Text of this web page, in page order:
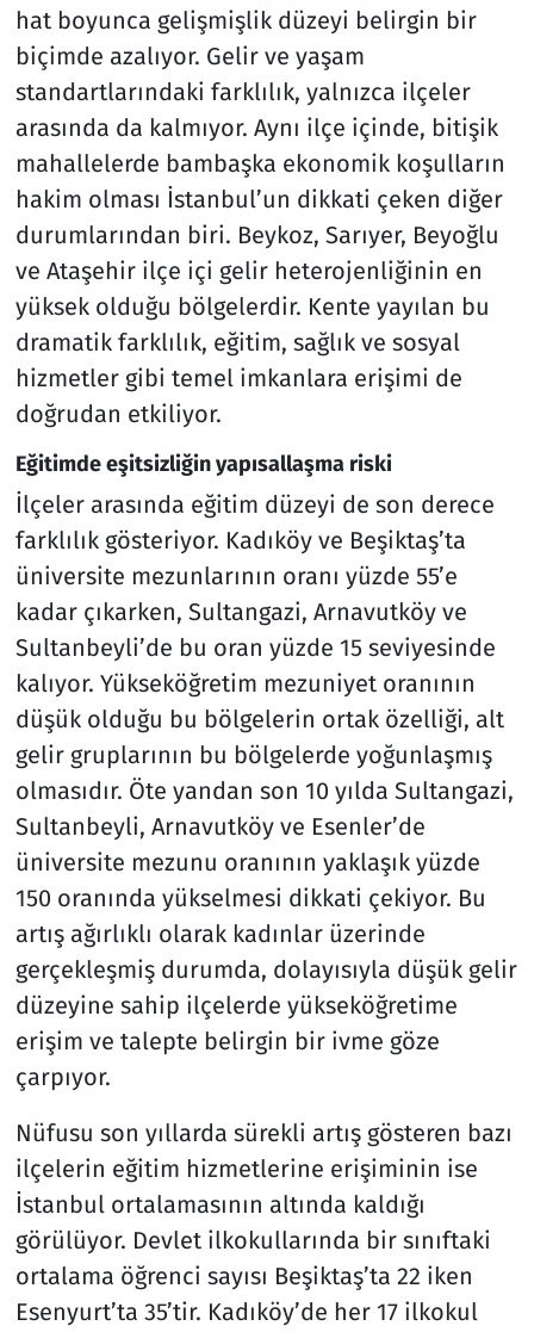
hat boyunca gelişmişlik düzeyi belirgin bir
biçimde azalıyor. Gelir ve yaşam
standartlarındaki farklılık, yalnızca ilçeler
arasında da kalmıyor. Aynı ilçe içinde, bitişik
mahallelerde bambaşka ekonomik koşulların
hakim olması İstanbul’un dikkati çeken diğer
durumlarından biri. Beykoz, Sarıyer, Beyoğlu
ve Ataşehir ilçe içi gelir heterojenliğinin en
yüksek olduğu bölgelerdir. Kente yayılan bu
dramatik farklılık, eğitim, sağlık ve sosyal
hizmetler gibi temel imkanlara erişimi de
doğrudan etkiliyor.
Eğitimde eşitsizliğin yapısallaşma riski
İlçeler arasında eğitim düzeyi de son derece
farklılık gösteriyor. Kadıköy ve Beşiktaş’ta
üniversite mezunlarının oranı yüzde 55’e
kadar çıkarken, Sultangazi, Arnavutköy ve
Sultanbeyli’de bu oran yüzde 15 seviyesinde
kalıyor. Yükseköğretim mezuniyet oranının
düşük olduğu bu bölgelerin ortak özelliği, alt
gelir gruplarının bu bölgelerde yoğunlaşmış
olmasıdır. Öte yandan son 10 yılda Sultangazi,
Sultanbeyli, Arnavutköy ve Esenler’de
üniversite mezunu oranının yaklaşık yüzde
150 oranında yükselmesi dikkati çekiyor. Bu
artış ağırlıklı olarak kadınlar üzerinde
gerçekleşmiş durumda, dolayısıyla düşük gelir
düzeyine sahip ilçelerde yükseköğretime
erişim ve talepte belirgin bir ivme göze
çarpıyor.
Nüfusu son yıllarda sürekli artış gösteren bazı
ilçelerin eğitim hizmetlerine erişiminin ise
İstanbul ortalamasının altında kaldığı
görülüyor. Devlet ilkokullarında bir sınıftaki
ortalama öğrenci sayısı Beşiktaş’ta 22 iken
Esenyurt’ta 35’tir. Kadıköy’de her 17 ilkokul